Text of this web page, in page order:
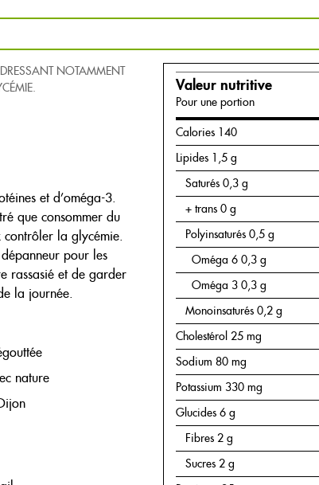
NOTAMMENT
et d’oméga-3.
que consommer du
la glycémie.
pour les
rassasié et de garder
la journée.
nature
Valeur nutritive
Pour une portion
Calories 140
Lipides 1,5 g
Saturés 0,3 g
+ trans 0 g
Polyinsaturés 0,5 g
Oméga 6 0,3 g
Oméga 3 0,3 g
Monoinsaturés 0,2 g
Cholestérol 25 mg
Sodium 80 mg
Potassium 330 mg
Glucides 6 g
Fibres 2 g
Sucres 2 g
1877-